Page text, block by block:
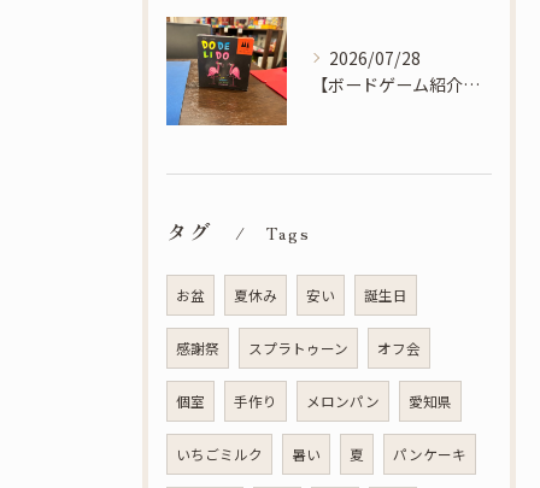
2026/07/28
【ボードゲーム紹介】ドデリド - 素早く正しく一番多いモノを宣言しよう！ドデリド！
タグ Tags
お盆 夏休み 安い 誕生日
感謝祭 スプラトゥーン オフ会
個室 手作り メロンパン 愛知県
いちごミルク 暑い 夏 パンケーキ